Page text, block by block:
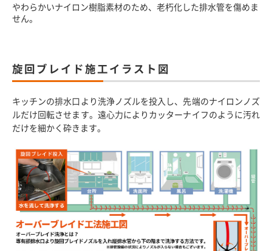
やわらかいナイロン樹脂素材のため、老朽化した排水管を傷めま
せん。
旋回ブレイド施工イラスト図
キッチンの排水口より洗浄ノズルを投入し、先端のナイロンノズ
ルだけ回転させます。遠心力によりカッターナイフのように汚れ
だけを細かく砕きます。